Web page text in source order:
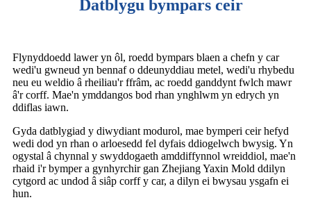
Datblygu bympars ceir
Flynyddoedd lawer yn ôl, roedd bympars blaen a chefn y car
wedi'u gwneud yn bennaf o ddeunyddiau metel, wedi'u rhybedu
neu eu weldio â rheiliau'r ffrâm, ac roedd ganddynt fwlch mawr
â'r corff. Mae'n ymddangos bod rhan ynghlwm yn edrych yn
ddiflas iawn.
Gyda datblygiad y diwydiant modurol, mae bymperi ceir hefyd
wedi dod yn rhan o arloesedd fel dyfais ddiogelwch bwysig. Yn
ogystal â chynnal y swyddogaeth amddiffynnol wreiddiol, mae'n
rhaid i'r bymper a gynhyrchir gan Zhejiang Yaxin Mold ddilyn
cytgord ac undod â siâp corff y car, a dilyn ei bwysau ysgafn ei
hun.